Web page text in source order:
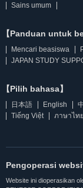
Sains umum
【Panduan untuk
Mencari beasiswa
JAPAN STUDY
【Pilih bahasa】
日本語 English
Tiếng Việt
ภาษาไทย
Pengoperasi
Website ini dioperasikan